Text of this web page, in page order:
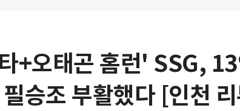
+오태곤 홈런' SSG,
승조 부활했다 [인천